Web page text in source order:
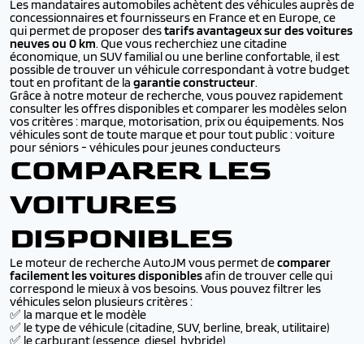
Les mandataires automobiles achètent des véhicules auprès de
concessionnaires et fournisseurs en France et en Europe, ce
qui permet de proposer destarifs avantageux sur des voitures
neuves ou 0 km. Que vous recherchiez une citadine
économique, un SUV familial ou une berline confortable, il est
possible de trouver un véhicule correspondant à votre budget
tout en profitant de la garantie constructeur.
Grâce à notre moteur de recherche, vous pouvez rapidement
consulter les offres disponibles et comparer les modèles selon
vos critères : marque, motorisation, prix ou équipements. Nos
véhicules sont de toute marque et pour tout public :voiture
pour séniors- véhicules pour jeunes conducteurs
COMPARER LES
VOITURES
DISPONIBLES
Le moteur de recherche AutoJM vous permet decomparer
facilement les voitures disponiblesafin de trouver celle qui
correspond le mieux à vos besoins. Vous pouvez filtrer les
véhicules selon plusieurs critères :
✅ la marque et le modèle
✅ le type de véhicule (citadine, SUV, berline, break, utilitaire)
✅ le carburant (essence, diesel, hybride)